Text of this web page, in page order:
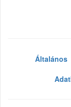
Általános